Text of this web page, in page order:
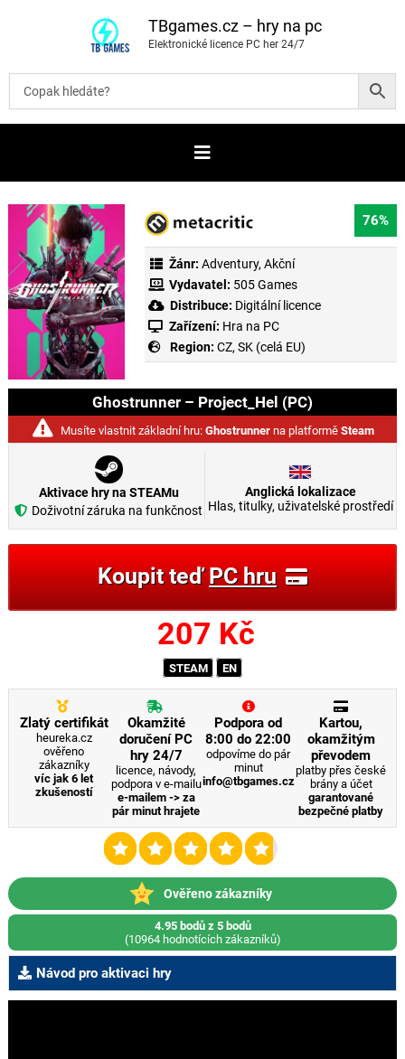
t
b
TBgames.cz – hry na pc
Elektronické licence PC her 24/7
76%
Žánr: Adventury, Akční
Vydavatel: 505 Games
Distribuce: Digitální licence
Zařízení: Hra na PC
Region: CZ, SK (celá EU)
Ghostrunner – Project_Hel (PC)
Musíte vlastnit základní hru: Ghostrunner na platformě Steam
Aktivace hry na STEAMu
Doživotní záruka na funkčnost
Anglická lokalizace
Hlas, titulky, uživatelské prostředí
Koupit teďPC hru
207 Kč
STEAM EN
Zlatý certifikát
heureka.cz
ověřeno
zákazníky
víc jak 6 let
zkušeností
Okamžité
doručení PC
hry 24/7
licence, návody,
podpora v e-mailu
e-mailem -> za
pár minut hrajete
Podpora od
8:00 do 22:00
odpovíme do pár
minut
info@tbgames.cz
Kartou,
okamžitým
převodem
platby přes české
brány a účet
garantované
bezpečné platby
Ověřeno zákazníky
4.95 bodů z 5 bodů
(10964 hodnotících zákazníků)
Návod pro aktivaci hry